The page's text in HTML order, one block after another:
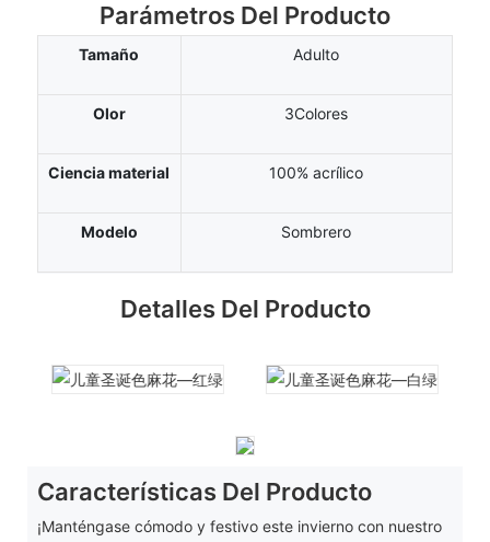
Parámetros Del Producto
Tamaño Adulto
Olor 3Colores
Ciencia material 100% acrílico
Modelo Sombrero
Detalles Del Producto
Características Del Producto
¡Manténgase cómodo y festivo este invierno con nuestro